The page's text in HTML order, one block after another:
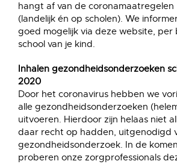
hangt af van de
(landelijk én op scholen). We
goed mogelijk via deze website, per
school van je kind.
Inhalen gezondheidsonderzoeken
2020
Door het coronavirus hebben we
alle gezondheidsonderzoeken
uitvoeren. Hierdoor zijn helaas niet
daar recht op hadden, uitgenodigd
gezondheidsonderzoek. In de
proberen onze zorgprofessionals